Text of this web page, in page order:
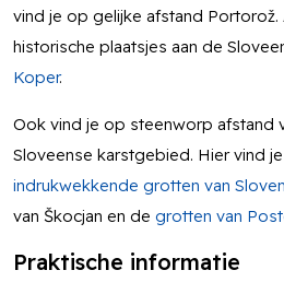
vind je op gelijke afstand
historische plaatsjes aan de
Koper.
Ook vind je op steenworp afstand
Sloveense karstgebied. Hier vind je
indrukwekkende grotten van
van Škocjan en de grotten van
Praktische informatie